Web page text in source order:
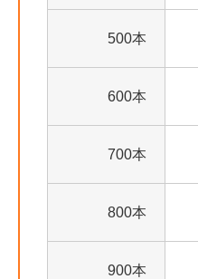
500本
600本
700本
800本
900本